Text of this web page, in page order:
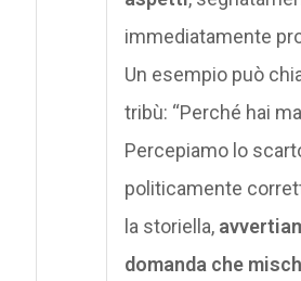
immediatamente
Un esempio può
tribù: “Perché hai
Percepiamo lo
politicamente
la storiella,
domanda che